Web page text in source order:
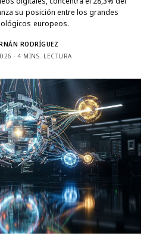
su posición entre los grandes
europeos.
RODRÍGUEZ
4 MINS. LECTURA